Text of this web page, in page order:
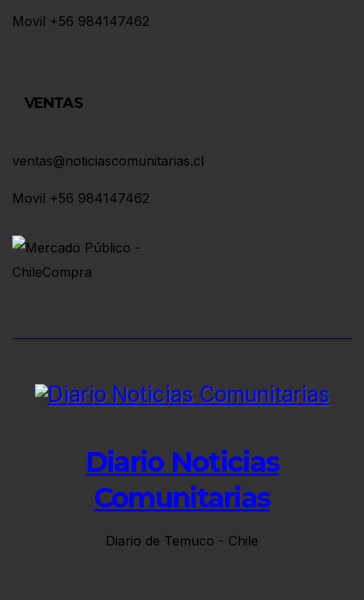
Movil +56 984147462
VENTAS
ventas@noticiascomunitarias.cl
Movil +56 984147462
Diario Noticias
Comunitarias
Diario de Temuco - Chile